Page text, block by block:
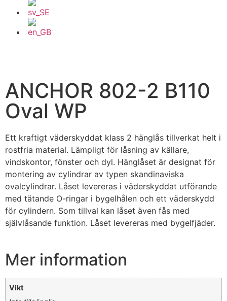
ANCHOR 802-2 B110
Oval WP
Ett kraftigt väderskyddat klass 2 hänglås tillverkat helt i
rostfria material. Lämpligt för låsning av källare,
vindskontor, fönster och dyl. Hänglåset är designat för
montering av cylindrar av typen skandinaviska
ovalcylindrar. Låset levereras i väderskyddat utförande
med tätande O-ringar i bygelhålen och ett väderskydd
för cylindern. Som tillval kan låset även fås med
självlåsande funktion. Låset levereras med bygelfjäder.
Mer information
Vikt